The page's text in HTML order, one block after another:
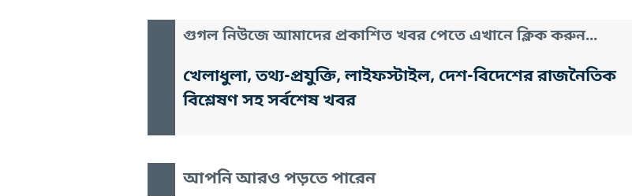
গুগল নিউজে আমাদের প্রকাশিত খবর পেতে এখানে ক্লিক করুন...
খেলাধুলা, তথ্য-প্রযুক্তি, লাইফস্টাইল, দেশ-বিদেশের রাজনৈতিক
বিশ্লেষণ সহ সর্বশেষ খবর
আপনি আরও পড়তে পারেন